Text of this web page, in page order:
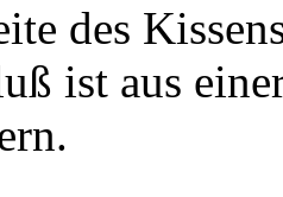
des
ist aus